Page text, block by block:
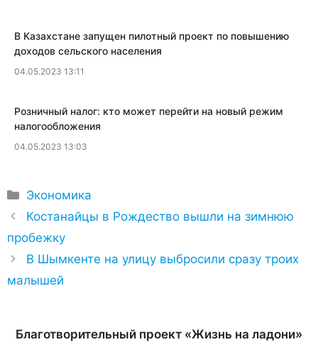
В Казахстане запущен пилотный проект по повышению
доходов сельского населения
04.05.2023 13:11
​Розничный налог: кто может перейти на новый режим
налогообложения
04.05.2023 13:03
Рубрики
Экономика
Костанайцы в Рождество вышли на зимнюю
пробежку
В Шымкенте на улицу выбросили сразу троих
малышей
Благотворительный проект «Жизнь на ладони»